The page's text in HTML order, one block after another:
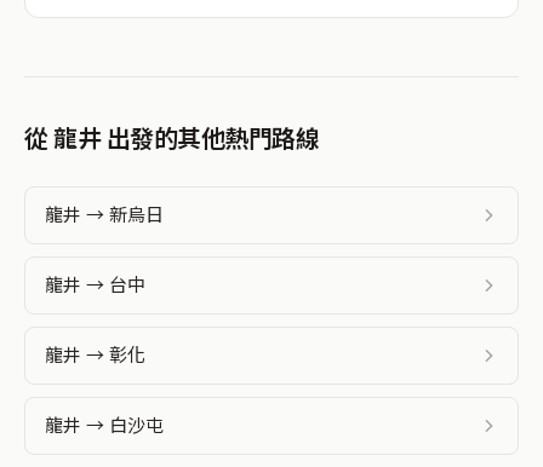
從 龍井 出發的其他熱門路線
龍井 → 新烏日
龍井 → 台中
龍井 → 彰化
龍井 → 白沙屯